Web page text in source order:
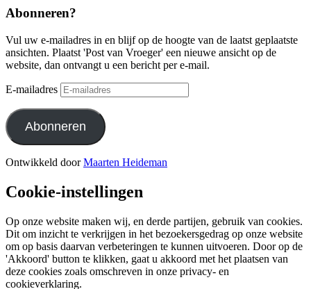
Abonneren?
Vul uw e-mailadres in en blijf op de hoogte van de laatst geplaatste
ansichten. Plaatst 'Post van Vroeger' een nieuwe ansicht op de
website, dan ontvangt u een bericht per e-mail.
E-mailadres
Abonneren
Ontwikkeld doorMaarten Heideman
Cookie-instellingen
Op onze website maken wij, en derde partijen, gebruik van cookies.
Dit om inzicht te verkrijgen in het bezoekersgedrag op onze website
om op basis daarvan verbeteringen te kunnen uitvoeren. Door op de
'Akkoord' button te klikken, gaat u akkoord met het plaatsen van
deze cookies zoals omschreven in onze privacy- en
cookieverklaring.